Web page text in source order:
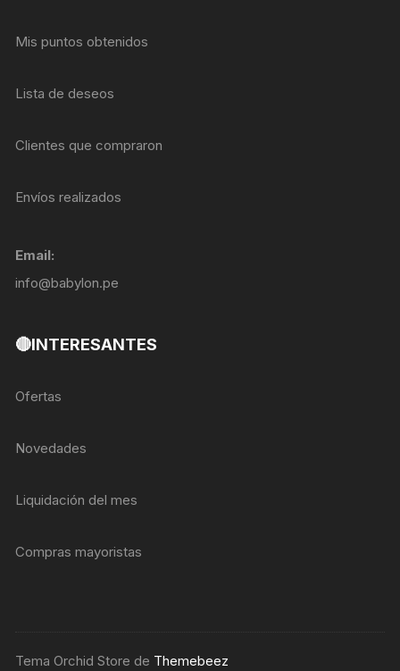
Mis puntos obtenidos
Lista de deseos
Clientes que compraron
Envíos realizados
Email:
info@babylon.pe
🔴INTERESANTES
Ofertas
Novedades
Liquidación del mes
Compras mayoristas
Tema Orchid Store de Themebeez